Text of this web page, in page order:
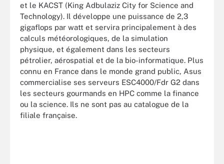
et le KACST (King Adbulaziz City for Science and
Technology). Il développe une puissance de 2,3
gigaflops par watt et servira principalement à des
calculs météorologiques, de la simulation
physique, et également dans les secteurs
pétrolier, aérospatial et de la bio-informatique. Plus
connu en France dans le monde grand public, Asus
commercialise ses serveurs ESC4000/Fdr G2 dans
les secteurs gourmands en HPC comme la finance
ou la science. Ils ne sont pas au catalogue de la
filiale française.